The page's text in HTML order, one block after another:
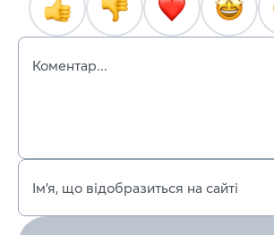
Коментар...
Ім’я, що відобразиться на сайті